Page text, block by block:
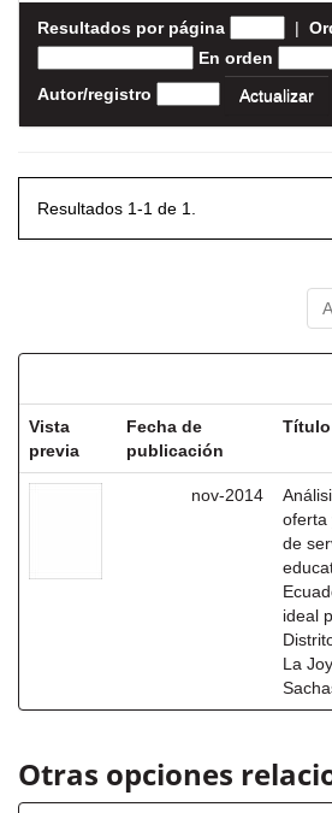
Resultados por página |
En orden
Autor/registro
Resultados 1-1 de 1.
Vista
previa
Fecha de
publicación
Título
nov-2014
oferta
de
ideal
La
Otras opciones